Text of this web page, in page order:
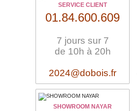
SERVICE CLIENT
01.84.600.609
7 jours sur 7
de 10h à 20h
2024@dobois.fr
SHOWROOM NAYAR